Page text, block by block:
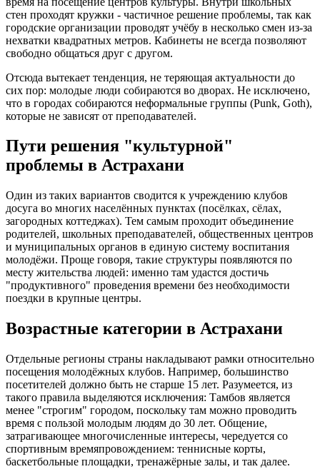
стен проходят кружки - частичное решение проблемы, так как
городские организации проводят учёбу в несколько смен из-за
нехватки квадратных метров. Кабинеты не всегда позволяют
свободно общаться друг с другом.
Отсюда вытекает тенденция, не теряющая актуальности до
сих пор: молодые люди собираются во дворах. Не исключено,
что в городах собираются неформальные группы (Punk, Goth),
которые не зависят от преподавателей.
Пути решения "культурной"
проблемы в Астрахани
Один из таких вариантов сводится к учреждению клубов
досуга во многих населённых пунктах (посёлках, сёлах,
загородных коттеджах). Тем самым проходит объединение
родителей, школьных преподавателей, общественных центров
и муниципальных органов в единую систему воспитания
молодёжи. Проще говоря, такие структуры появляются по
месту жительства людей: именно там удастся достичь
"продуктивного" проведения времени без необходимости
поездки в крупные центры.
Возрастные категории в Астрахани
Отдельные регионы страны накладывают рамки относительно
посещения молодёжных клубов. Например, большинство
посетителей должно быть не старше 15 лет. Разумеется, из
такого правила выделяются исключения: Тамбов является
менее "строгим" городом, поскольку там можно проводить
время с пользой молодым людям до 30 лет. Общение,
затрагивающее многочисленные интересы, чередуется со
спортивным времяпровождением: теннисные корты,
баскетбольные площадки, тренажёрные залы, и так далее.